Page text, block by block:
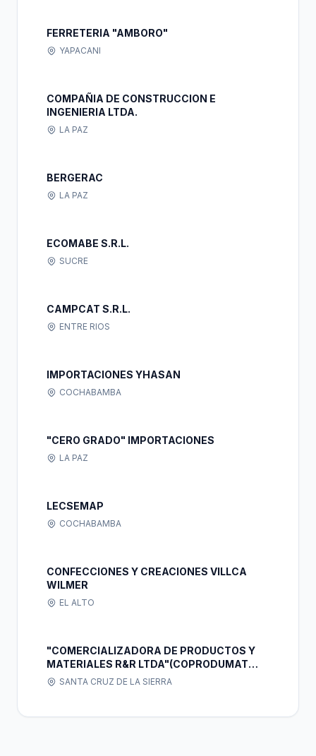
FERRETERIA "AMBORO"
YAPACANI
COMPAÑIA DE CONSTRUCCION E
INGENIERIA LTDA.
LA PAZ
BERGERAC
LA PAZ
ECOMABE S.R.L.
SUCRE
CAMPCAT S.R.L.
ENTRE RIOS
IMPORTACIONES YHASAN
COCHABAMBA
"CERO GRADO" IMPORTACIONES
LA PAZ
LECSEMAP
COCHABAMBA
CONFECCIONES Y CREACIONES VILLCA
WILMER
EL ALTO
"COMERCIALIZADORA DE PRODUCTOS Y
MATERIALES R&R LTDA"(COPRODUMAT
LTDA)
SANTA CRUZ DE LA SIERRA